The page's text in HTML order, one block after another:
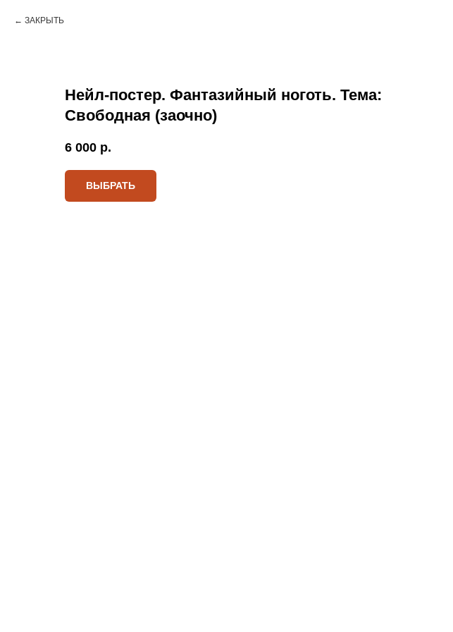
ЗАКРЫТЬ
Нейл-постер. Фантазийный ноготь. Тема:
Свободная (заочно)
6 000 р.
ВЫБРАТЬ